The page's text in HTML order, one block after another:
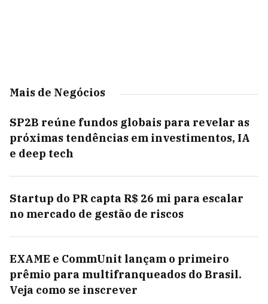
Mais de Negócios
SP2B reúne fundos globais para revelar as
próximas tendências em investimentos, IA
e deep tech
Startup do PR capta R$ 26 mi para escalar
no mercado de gestão de riscos
EXAME e CommUnit lançam o primeiro
prêmio para multifranqueados do Brasil.
Veja como se inscrever